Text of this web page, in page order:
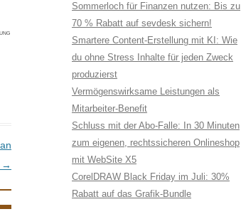
→
Sommerloch für Finanzen nutzen: Bis zu
70 % Rabatt auf sevdesk sichern!
Smartere Content-Erstellung mit KI: Wie
du ohne Stress Inhalte für jeden Zweck
produzierst
Vermögenswirksame Leistungen als
Mitarbeiter-Benefit
Schluss mit der Abo-Falle: In 30 Minuten
zum eigenen, rechtssicheren Onlineshop
mit WebSite X5
CorelDRAW Black Friday im Juli: 30%
Rabatt auf das Grafik-Bundle